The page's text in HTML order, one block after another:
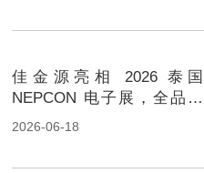
佳金源亮相 2026 泰国
NEPCON 电子展，全品类
焊料重磅展出，高性能锡膏
2026-06-18